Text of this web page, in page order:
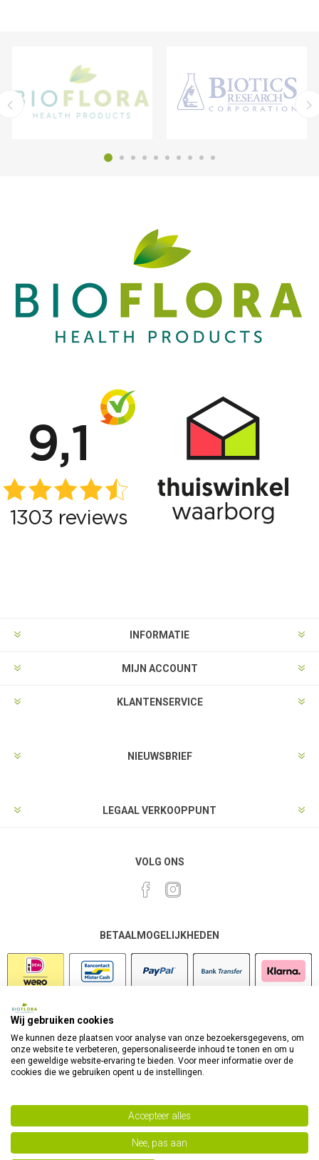
INFORMATIE
MIJN ACCOUNT
KLANTENSERVICE
NIEUWSBRIEF
LEGAAL VERKOOPPUNT
VOLG ONS
BETAALMOGELIJKHEDEN
Powered bynopCommerce
Wij gebruiken cookies
We kunnen deze plaatsen voor analyse van onze bezoekersgegevens, om
onze website te verbeteren, gepersonaliseerde inhoud te tonen en om u
een geweldige website-ervaring te bieden. Voor meer informatie over de
cookies die we gebruiken opent u de instellingen.
Accepteer alles
Nee, pas aan